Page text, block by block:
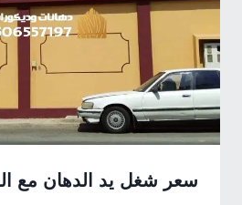
سعر شغل يد الدهان مع